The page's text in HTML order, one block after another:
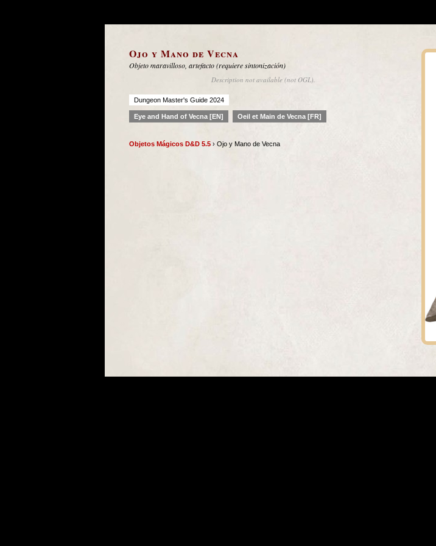
Ojo y Mano de Vecna
Objeto maravilloso, artefacto (requiere sintonización)
Description not available (not OGL).
Dungeon Master's Guide 2024
Eye and Hand of Vecna [EN] Oeil et Main de Vecna [FR]
Objetos Mágicos D&D 5.5 › Ojo y Mano de Vecna